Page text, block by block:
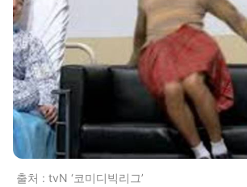
출처 : tvN ‘코미디빅리그’